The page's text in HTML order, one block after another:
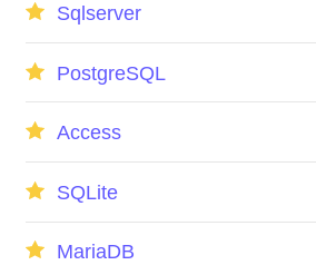
Sqlserver
PostgreSQL
Access
SQLite
MariaDB